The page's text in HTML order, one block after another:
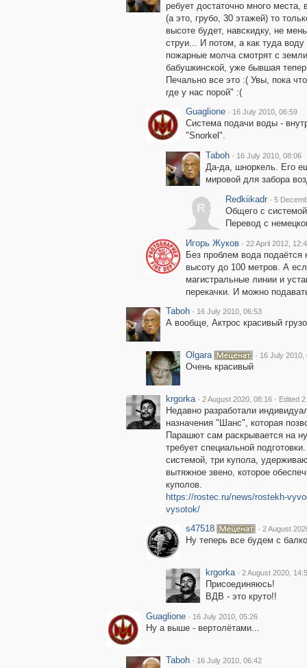
ребует достаточно много
(а это, грубо, 30 этажей) то
высоте будет, навскидку, не
струи... И потом, а как туда
пожарные молча смотрят с
бабушкинской, уже бывшая
Печально все это :( Увы, пока
где у нас порой" :(
Guaglione · 16 July 2010, 06:59
Система подачи воды -
"Snorkel".
Taboh · 16 July 2010, 08:06
Да-да, шноркель. Его
мировой для забора
R
Redkiikadr · 5
Общего с
Перевод с
Игорь Жуков · 22 April 2012,
Без проблем вода
высоту до 100 метров. А
магистральные линии и
перекачки. И можно
Taboh · 16 July 2010, 06:53
А вообще, Актрос красивый
Olgara · 16 July 2010,
Очень красивый
krgorka · 2 August 2020, 08:16 · Edited
Недавно разработали
назначения "Шанс", которая
Парашют сам раскрывается на
требует специальной
системой, три купола,
вытяжное звено, которое
куполов.
https://rostec.ru/news/rostekh-
vysotok/
s47518
· 2 August
Ну теперь все будем с
krgorka · 2 August 2020,
Присоединяюсь!
ВДВ - это круто!!
Guaglione · 16 July 2010, 05:26
Ну а выше - вертолётами...
Taboh · 16 July 2010, 06:42